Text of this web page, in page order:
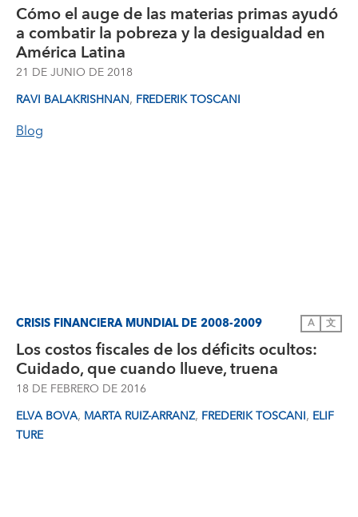
Cómo el auge de las materias primas ayudó
a combatir la pobreza y la desigualdad en
América Latina
21 DE JUNIO DE 2018
RAVI BALAKRISHNAN, FREDERIK TOSCANI
Blog
CRISIS FINANCIERA MUNDIAL DE 2008-2009 A 文
Los costos fiscales de los déficits ocultos:
Cuidado, que cuando llueve, truena
18 DE FEBRERO DE 2016
ELVA BOVA, MARTA RUIZ-ARRANZ, FREDERIK TOSCANI, ELIF
TURE